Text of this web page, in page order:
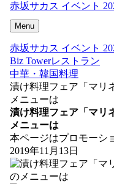
赤坂サカス イベント
Menu
赤坂サカス イベント
Biz Towerレストラン
中華・韓国料理
漬け料理フェア「マリ
メニューは
漬け料理フェア「マリ
メニューは
本ページはプロモーシ
2019年11月13日